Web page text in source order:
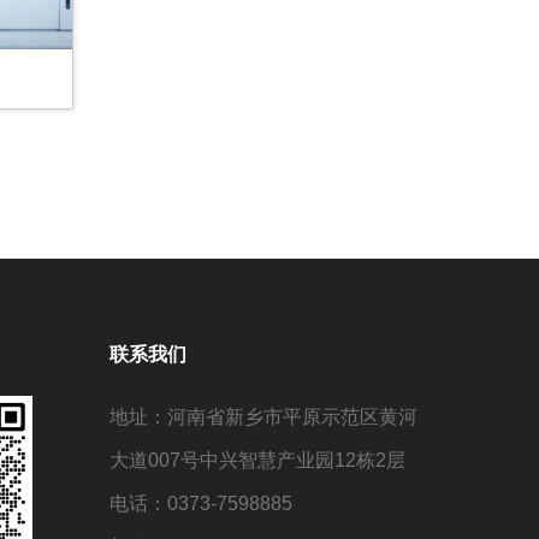
联系我们
地址：河南省新乡市平原示范区黄河
大道007号中兴智慧产业园12栋2层
电话：0373-7598885